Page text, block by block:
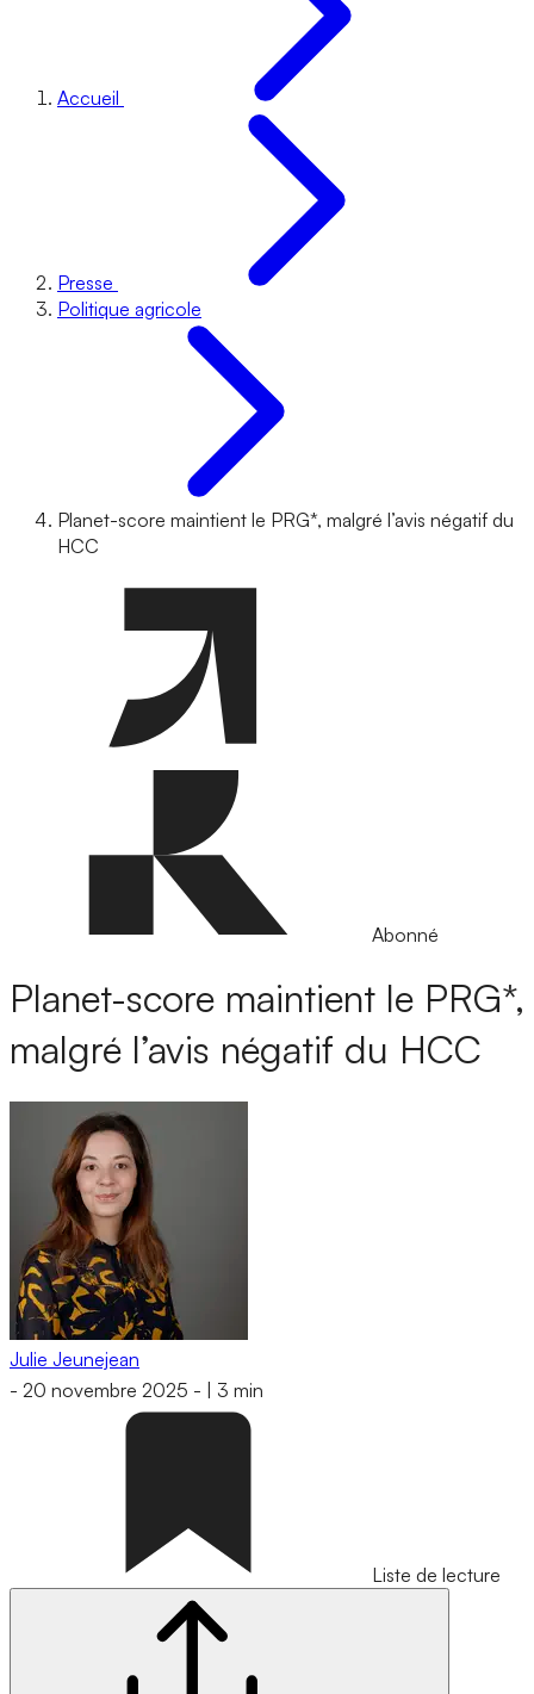
Accueil
Presse
Politique agricole
Planet-score maintient le PRG*, malgré l’avis négatif du
HCC
Abonné
Planet-score maintient le PRG*,
malgré l’avis négatif du HCC
Julie Jeunejean
- 20 novembre 2025 - 3 min
Liste de lecture